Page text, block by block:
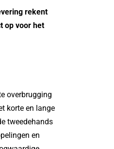
rekent
op voor het
overbrugging
korte en lange
tweedehands
en